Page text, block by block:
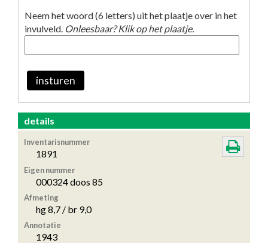
Neem het woord (6 letters) uit het plaatje over in het
invulveld. Onleesbaar? Klik op het plaatje.
insturen
details
Inventarisnummer
1891
Eigen nummer
000324 doos 85
Afmeting
hg 8,7 / br 9,0
Annotatie
1943